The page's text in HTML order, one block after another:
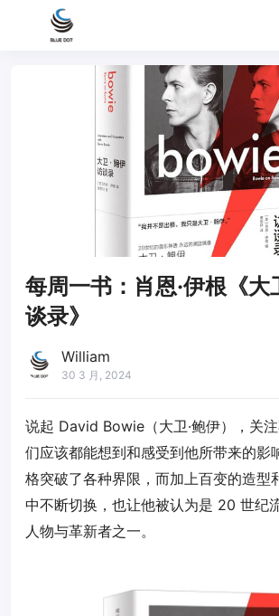
每周一书：肖恩·伊根《大
谈录》
William
30 3 月, 2024
说起 David Bowie（大卫·鲍伊），关
们应该都能想到和感受到他所带来的影
格突破了各种界限，而加上百变的造型
中不断切换，也让他被认为是 20 世纪
人物与革新者之一。